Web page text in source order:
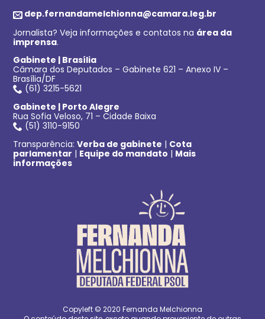
dep.fernandamelchionna@camara.leg.br
Jornalista? Veja informações e contatos na área da
imprensa.
Gabinete | Brasília
Câmara dos Deputados – Gabinete 621 – Anexo IV –
Brasília/DF
(61) 3215-5621
Gabinete | Porto Alegre
Rua Sofia Veloso, 71 – Cidade Baixa
(51) 3110-9150
Transparência:Verba de gabinete | Cota
parlamentar | Equipe do mandato | Mais
informações
Copyleft © 2020 Fernanda Melchionna